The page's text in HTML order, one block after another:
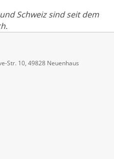
Schweiz sind seit dem
Str. 10, 49828 Neuenhaus